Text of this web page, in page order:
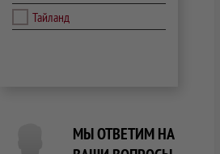
Тайланд
МЫ ОТВЕТИМ НА